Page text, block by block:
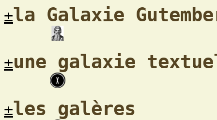
±la Galaxie
±une galaxie
±les galères